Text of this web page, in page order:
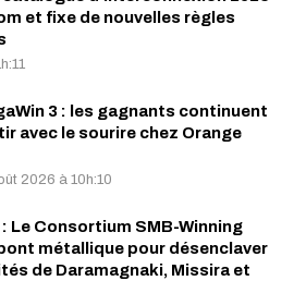
et fixe de nouvelles règles
3 : les gagnants continuent
avec le sourire chez Orange
2026 à 10h:10
Le Consortium SMB-Winning
métallique pour désenclaver
de Daramagnaki, Missira et